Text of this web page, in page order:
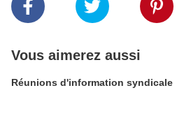
Vous aimerez aussi
Réunions d'information syndicale